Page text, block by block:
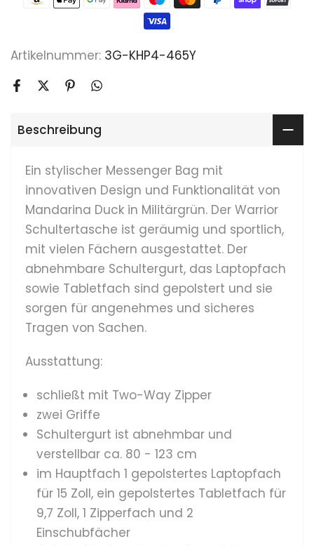
Artikelnummer: 3G-KHP4-465Y
Beschreibung
Ein stylischer Messenger Bag mit
innovativen Design und Funktionalität von
Mandarina Duck in Militärgrün. Der Warrior
Schultertasche ist geräumig und sportlich,
mit vielen Fächern ausgestattet. Der
abnehmbare Schultergurt, das Laptopfach
sowie Tabletfach sind gepolstert und sie
sorgen für angenehmes und sicheres
Tragen von Sachen.
Ausstattung:
schließt mit Two-Way Zipper
zwei Griffe
Schultergurt ist abnehmbar und
verstellbar ca. 80 - 123 cm
im Hauptfach 1 gepolstertes Laptopfach
für 15 Zoll, ein gepolstertes Tabletfach für
9,7 Zoll, 1 Zipperfach und 2
Einschubfächer